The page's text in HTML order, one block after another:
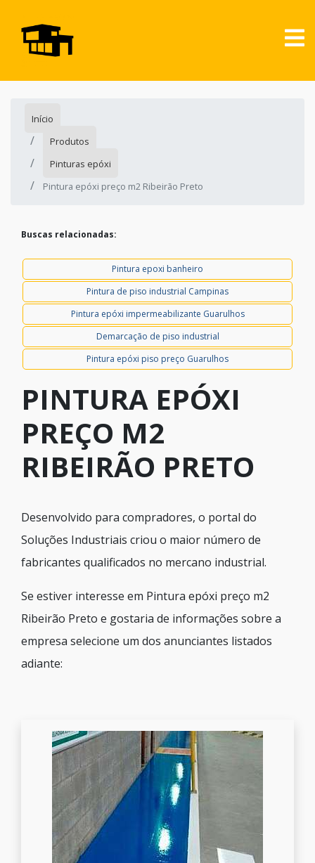
Início
Produtos
Pinturas epóxi
Pintura epóxi preço m2 Ribeirão Preto
Buscas relacionadas:
Pintura epoxi banheiro
Pintura de piso industrial Campinas
Pintura epóxi impermeabilizante Guarulhos
Demarcação de piso industrial
Pintura epóxi piso preço Guarulhos
PINTURA EPÓXI
PREÇO M2
RIBEIRÃO PRETO
Desenvolvido para compradores, o portal do
Soluções Industriais criou o maior número de
fabricantes qualificados no mercano industrial.
Se estiver interesse em Pintura epóxi preço m2
Ribeirão Preto e gostaria de informações sobre a
empresa selecione um dos anunciantes listados
adiante: